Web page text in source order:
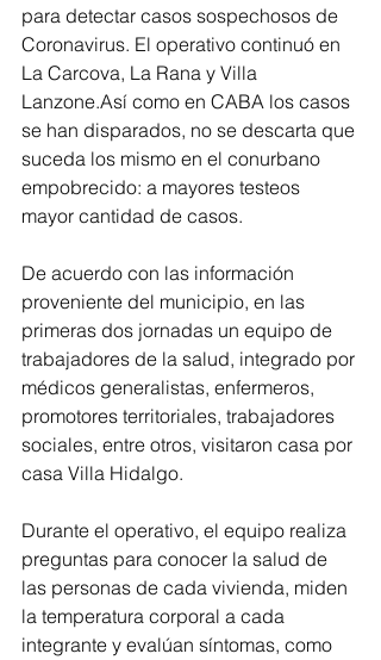
para detectar casos sospechosos de
Coronavirus. El operativo continuó en
La Carcova, La Rana y Villa
Lanzone.Así como en CABA los casos
se han disparados, no se descarta que
suceda los mismo en el conurbano
empobrecido: a mayores testeos
mayor cantidad de casos.
De acuerdo con las información
proveniente del municipio, en las
primeras dos jornadas un equipo de
trabajadores de la salud, integrado por
médicos generalistas, enfermeros,
promotores territoriales, trabajadores
sociales, entre otros, visitaron casa por
casa Villa Hidalgo.
Durante el operativo, el equipo realiza
preguntas para conocer la salud de
las personas de cada vivienda, miden
la temperatura corporal a cada
integrante y evalúan síntomas, como